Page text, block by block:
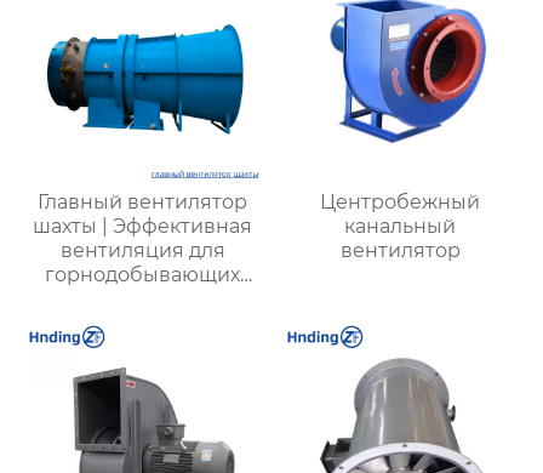
Главный вентилятор
шахты | Эффективная
вентиляция для
горнодобывающих
Надежные системы
безопасности
Центробежный
канальный
вентилятор